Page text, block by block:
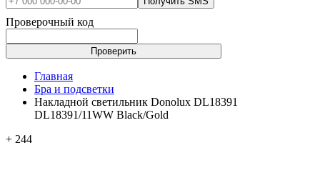
Проверочный код
Проверить
Главная
Бра и подсветки
Накладной светильник Donolux DL18391
DL18391/11WW Black/Gold
+ 244